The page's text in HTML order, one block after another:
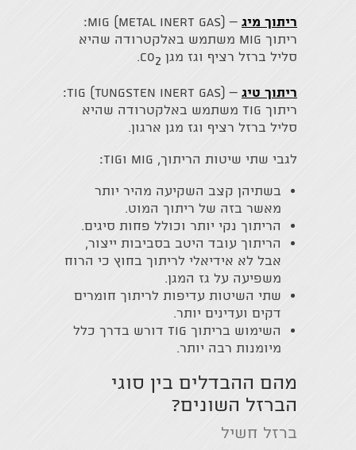
ריתוך מיג
– MIG (Metal Inert Gas):
ריתוך MIG משתמש באלקטרודה שהיא
סליל ברזל רציף וגז מגן CO 2
.
ריתוך טיג
– TIG (Tungsten Inert Gas):
ריתוך TIG משתמש באלקטרודה שהיא
סליל ברזל רציף וגז מגן ארגון.
לגבי שתי שיטות הריתוך, MIG וTIG:
בשתיהן קצב השקיעה מהיר יותר
מאשר בזה של ריתוך המוט.
הריתוך נקי יותר וכולל פחות סיגים.
הריתוך עובד היטב בסביבות ייצור,
אבל לא אידיאלי לריתוך בחוץ כי הרוח
משפיעה על גז המגן.
שתי השיטות עדיפות לריתוך חומרים
דקים ועדינים יותר.
השימוש בריתוך TIG דורש בדרך כלל
מיומנות רבה יותר.
מהם ההבדלים בין סוגי
הברזל השונים?
ברזל חשיל